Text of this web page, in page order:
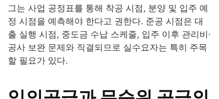
그는 사업 공정표를 통해 착공 시점, 분양 및 입주 예
정 시점을 예측해야 한다고 권한다. 준공 시점은 대
출 실행 시점, 중도금 수납 스케줄, 입주 이후 관리비·
공사 보완 문제와 직결되므로 실수요자는 특히 주목
할 필요가 있다.